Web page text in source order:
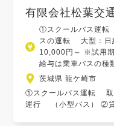
有限会社松葉交
①スクールバス運
スの運転 大型：
10,000円～ ※試用
給与は乗車バスの種
茨城県 龍ケ崎市
①スクールバス運転 取
運行 （小型バス） ②